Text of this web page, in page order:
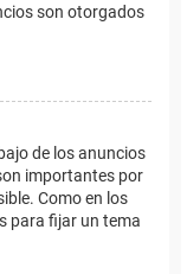
son otorgados
de los anuncios
importantes por
Como en los
para fijar un tema